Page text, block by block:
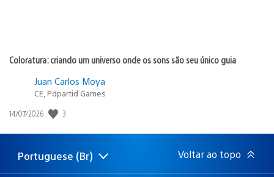
Coloratura: criando um universo onde os sons são seu único guia
Juan Carlos Moya
CE, Pdpartid Games
Data
publicação:
14/07/2026 3
Selecione
uma
Região
atual:
Portuguese (Br) Voltar ao topo